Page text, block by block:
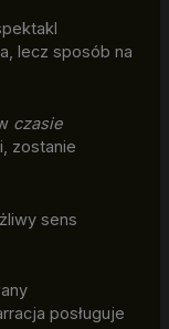
lecz sposób na
czasie
zostanie
sens
posługuje